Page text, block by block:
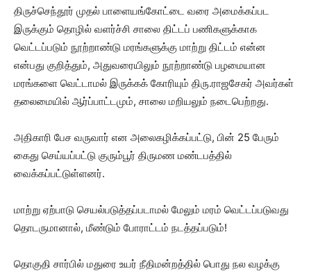
திருச்செந்தூர் முதல் பாளையங்கோட்டை வரை அமைக்கப்பட
இருக்கும் தொழில் வளர்ச்சி சாலை திட்டப் பணிகளுக்காக
வெட்டப்படும் நூற்றாண்டு மரங்களுக்கு மாற்று திட்டம் என்ன
என்பது குறித்தும், அதுவரையிலும் நூற்றாண்டு பழமையான
மரங்களை வெட்டாமல் இருக்கக் கோரியும் திரு.ராஜசேகர் அவர்கள்
தலைமையில் ஆர்ப்பாட்டமும், சாலை மறியலும் நடைபெற்றது.
அதிகாரி பேச வருவார் என அலைகழிக்கப்பட்டு, பின் 25 பேரும்
கைது செய்யப்பட்டு குரும்பூர் திருமண மண்டபத்தில்
வைக்கப்பட்டுள்ளனர்.
மாற்று ஏற்பாடு செயல்படுத்தப்படாமல் மேலும் மரம் வெட்டப்படுவது
தொடருமானால், மீண்டும் போராட்டம் நடத்தப்படும்!
தொகுதி சார்பில் மதுரை உயர் நீதிமன்றத்தில் பொது நல வழக்கு